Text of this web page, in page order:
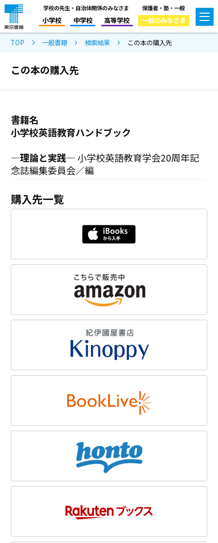
学校の先生・自治体関係のみなさま
小学校 中学校 高等学校
保護者・塾・一般
一般のみなさま
TOP 一般書籍 検索結果 この本の購入先
この本の購入先
書籍名
小学校英語教育ハンドブック
―理論と実践― 小学校英語教育学会20周年記
念誌編集委員会／編
購入先一覧